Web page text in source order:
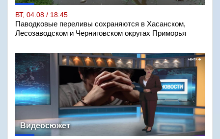
ВТ, 04.08 / 18:45
Паводковые переливы сохраняются в Хасанском,
Лесозаводском и Черниговском округах Приморья
Видеосюжет